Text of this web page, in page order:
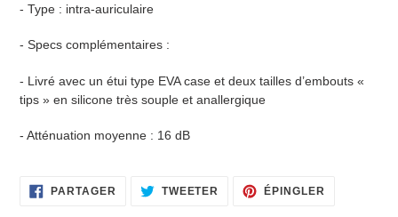
- Type : intra-auriculaire
- Specs complémentaires :
- Livré avec un étui type EVA case et deux tailles d’embouts «
tips » en silicone très souple et anallergique
- Atténuation moyenne : 16 dB
PARTAGER PARTAGER
SUR
TWEETER TWEETER
SUR
ÉPINGLER